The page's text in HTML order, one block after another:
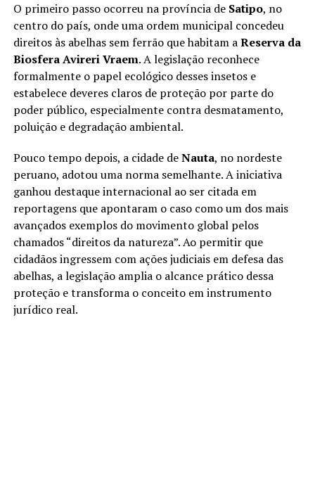
O primeiro passo ocorreu na província de Satipo, no
centro do país, onde uma ordem municipal concedeu
direitos às abelhas sem ferrão que habitam aReserva da
Biosfera Avireri Vraem. A legislação reconhece
formalmente o papel ecológico desses insetos e
estabelece deveres claros de proteção por parte do
poder público, especialmente contra desmatamento,
poluição e degradação ambiental.
Pouco tempo depois, a cidade deNauta, no nordeste
peruano, adotou uma norma semelhante. A iniciativa
ganhou destaque internacional ao ser citada em
reportagens que apontaram o caso como um dos mais
avançados exemplos do movimento global pelos
chamados “direitos da natureza”. Ao permitir que
cidadãos ingressem com ações judiciais em defesa das
abelhas, a legislação amplia o alcance prático dessa
proteção e transforma o conceito em instrumento
jurídico real.